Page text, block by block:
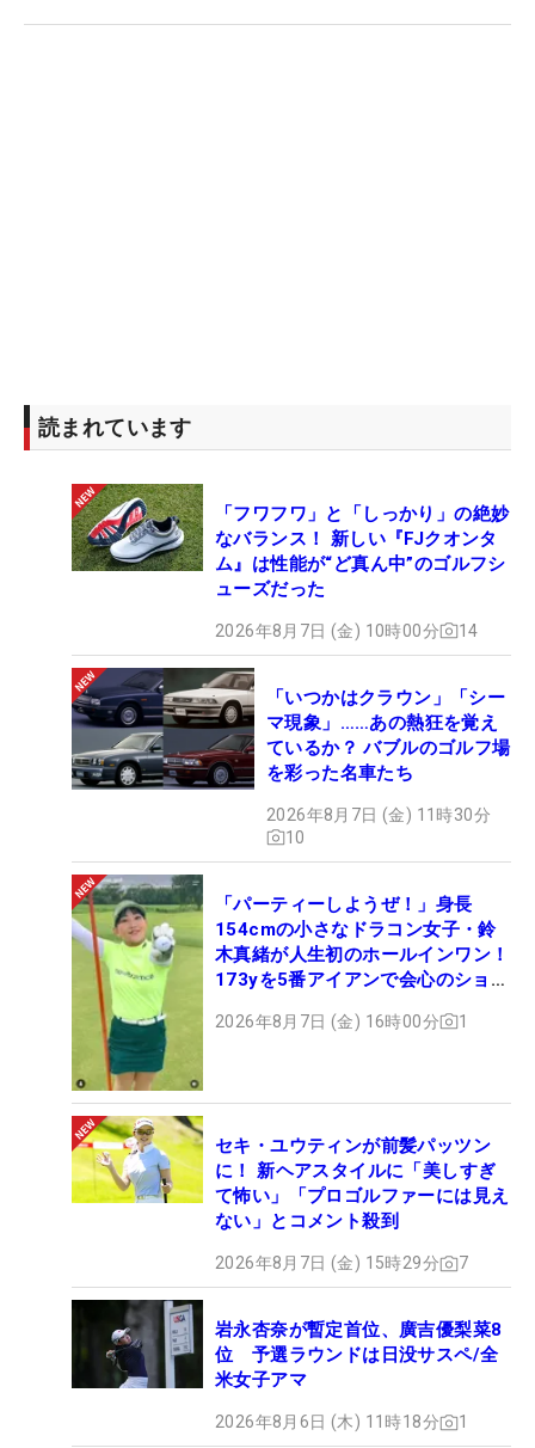
読まれています
「フワフワ」と「しっかり」の絶妙
なバランス！ 新しい『FJクオンタ
ム』は性能が“ど真ん中”のゴルフシ
ューズだった
2026年8月7日 (金) 10時00分 14
「いつかはクラウン」「シー
マ現象」……あの熱狂を覚え
ているか？ バブルのゴルフ場
を彩った名車たち
2026年8月7日 (金) 11時30分
10
「パーティーしようぜ！」身長
154cmの小さなドラコン女子・鈴
木真緒が人生初のホールインワン！
173yを5番アイアンで会心のショッ
2026年8月7日 (金) 16時00分 1
セキ・ユウティンが前髪パッツン
に！ 新ヘアスタイルに「美しすぎ
て怖い」「プロゴルファーには見え
ない」とコメント殺到
2026年8月7日 (金) 15時29分 7
岩永杏奈が暫定首位、廣吉優梨菜8
位 予選ラウンドは日没サスペ/全
米女子アマ
2026年8月6日 (木) 11時18分 1